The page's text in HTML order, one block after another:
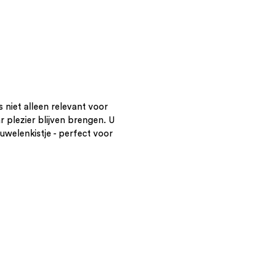
niet alleen relevant voor
plezier blijven brengen. U
- perfect voor